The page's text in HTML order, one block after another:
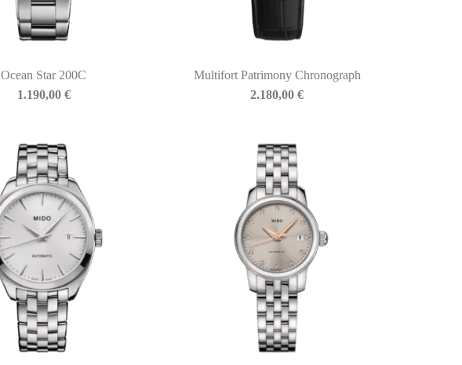
Ocean Star 200C
1.190,00 €
Multifort Patrimony Chronograph
2.180,00€